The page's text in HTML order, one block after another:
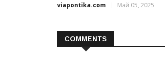
viapontika.com
Май 05, 2025
COMMENTS